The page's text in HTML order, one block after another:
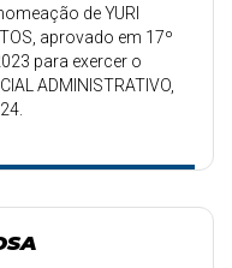
de YURI
aprovado em 17º
para exercer o
ADMINISTRATIVO,